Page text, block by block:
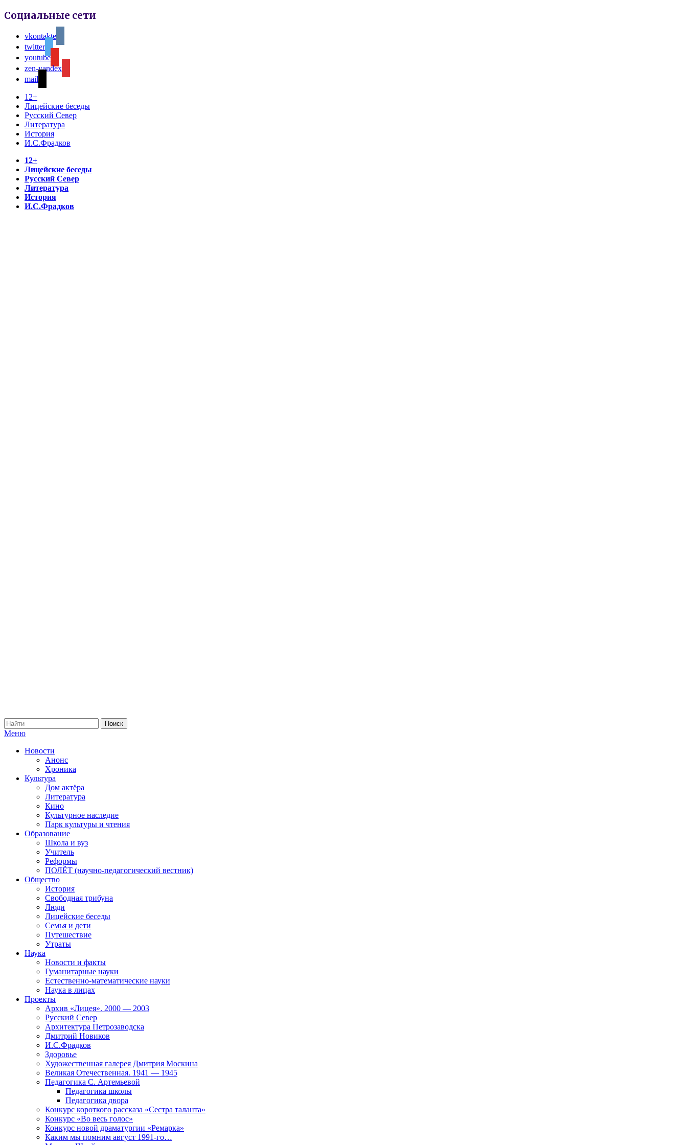
Социальные сети
vkontakte
twitter
youtube
zen-yandex
mail
12+
Лицейские беседы
Русский Север
Литература
История
И.С.Фрадков
12+
Лицейские беседы
Русский Север
Литература
История
И.С.Фрадков
Меню
Новости
Анонс
Хроника
Культура
Дом актёра
Литература
Кино
Культурное наследие
Парк культуры и чтения
Образование
Школа и вуз
Учитель
Реформы
ПОЛЁТ (научно-педагогический вестник)
Общество
История
Свободная трибуна
Люди
Лицейские беседы
Семья и дети
Путешествие
Утраты
Наука
Новости и факты
Гуманитарные науки
Естественно-математические науки
Наука в лицах
Проекты
Архив «Лицея». 2000 — 2003
Русский Север
Архитектура Петрозаводска
Дмитрий Новиков
И.С.Фрадков
Здоровье
Художественная галерея Дмитрия Москина
Великая Отечественная. 1941 — 1945
Педагогика С. Артемьевой
Педагогика школы
Педагогика двора
Конкурс короткого рассказа «Сестра таланта»
Конкурс «Во весь голос»
Конкурс новой драматургии «Ремарка»
Каким мы помним август 1991-го…